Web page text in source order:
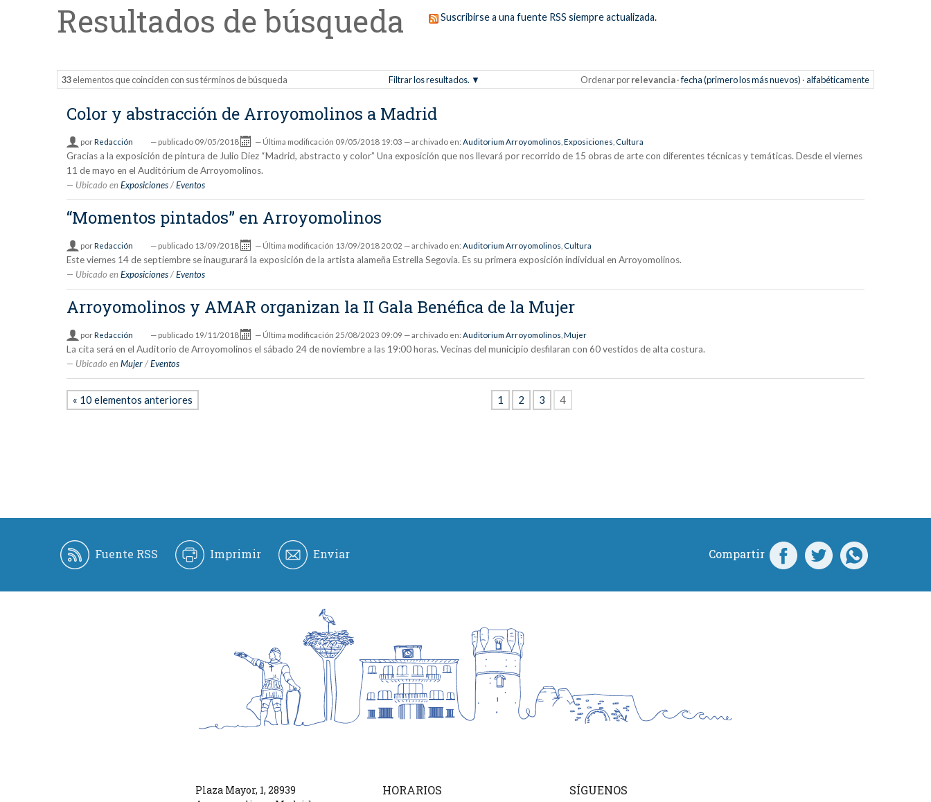
Resultados de búsqueda Suscribirse a una fuente RSS siempre actualizada.
33elementos que coinciden con sus términos de búsqueda Filtrar los resultados. Ordenar por relevancia ·fecha (primero los más nuevos) ·alfabéticamente
Color y abstracción de Arroyomolinos a Madrid
porRedacción — publicado09/05/2018 — Última modificación 09/05/2018 19:03 — archivado en:Auditorium Arroyomolinos ,Exposiciones Cultura
Gracias a la exposición de pintura de Julio Diez “Madrid, abstracto y color” Una exposición que nos llevará por recorrido de 15 obras de arte con diferentes técnicas y temáticas. Desde el viernes
11 de mayo en el Auditórium de Arroyomolinos.
Ubicado en Exposiciones /Eventos
“Momentos pintados” en Arroyomolinos
porRedacción — publicado13/09/2018 — Última modificación 13/09/2018 20:02 — archivado en:Auditorium Arroyomolinos Cultura
Este viernes 14 de septiembre se inaugurará la exposición de la artista alameña Estrella Segovia. Es su primera exposición individual en Arroyomolinos.
Ubicado en Exposiciones /Eventos
Arroyomolinos y AMAR organizan la II Gala Benéfica de la Mujer
porRedacción — publicado19/11/2018 — Última modificación 25/08/2023 09:09 — archivado en:Auditorium Arroyomolinos ,Mujer
La cita será en el Auditorio de Arroyomolinos el sábado 24 de noviembre a las 19:00 horas. Vecinas del municipio desfilaran con 60 vestidos de alta costura.
Ubicado en Mujer /Eventos
« 10 elementos anteriores 1 2 3 4
Fuente RSS Imprimir Enviar Compartir
Plaza Mayor, 1, 28939
HORARIOS SÍGUENOS